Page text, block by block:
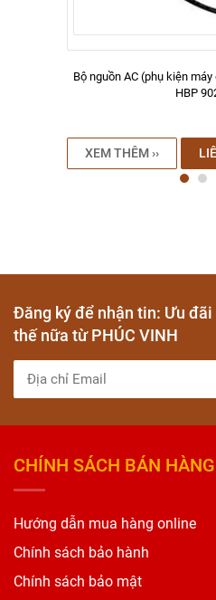
Bộ nguồn AC (phụ kiện
HBP
XEM THÊM ››
Đăng ký để nhận tin: Ưu đãi
thế nữa từ PHÚC VINH
CHÍNH SÁCH BÁN HÀNG
Hướng dẫn mua hàng online
Chính sách bảo hành
Chính sách bảo mật